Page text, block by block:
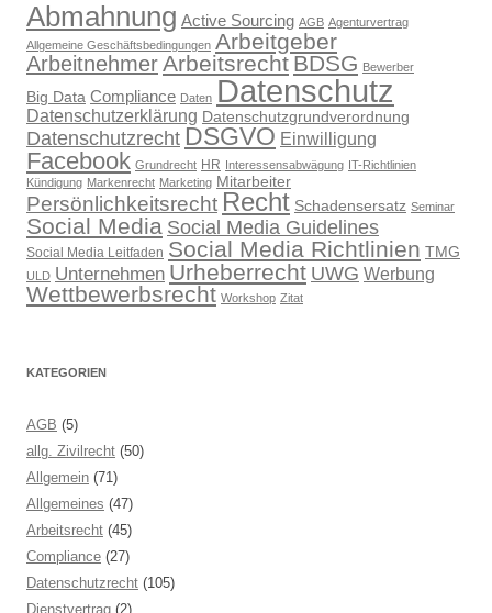
Abmahnung Active Sourcing AGB Agenturvertrag
Allgemeine Geschäftsbedingungen Arbeitgeber
ArbeitnehmerArbeitsrecht BDSG Bewerber
Big Data Compliance Daten Datenschutz
Datenschutzerklärung Datenschutzgrundverordnung
Datenschutzrecht DSGVO Einwilligung
Facebook Grundrecht HR Interessensabwägung IT-Richtlinien
Kündigung Markenrecht Marketing Mitarbeiter
Persönlichkeitsrecht Recht Schadensersatz Seminar
Social Media Social Media Guidelines
Social Media Leitfaden Social Media Richtlinien TMG
ULD Unternehmen Urheberrecht UWG Werbung
Wettbewerbsrecht Workshop Zitat
KATEGORIEN
AGB (5)
allg. Zivilrecht (50)
Allgemein (71)
Allgemeines (47)
Arbeitsrecht (45)
Compliance (27)
Datenschutzrecht (105)
Dienstvertrag (2)